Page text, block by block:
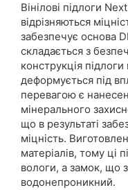
Вінілові підлоги
відрізняються
забезпечує основа
складається з
конструкція підлоги
деформується під
перевагою є
мінерального
що в результаті
міцність.
матеріалів, тому ці
вологи, а замок, що
водонепроникний.